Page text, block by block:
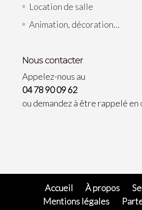
Location de salle
Animation, décoration…
Nous contacter
Appelez-nous au
04 78 90 09 62
ou demandez à être rappelé en
Accueil À propos
Mentions légales